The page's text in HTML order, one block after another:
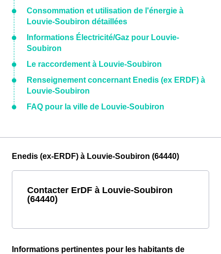
Consommation et utilisation de l'énergie à
Louvie-Soubiron détaillées
Informations Électricité/Gaz pour Louvie-
Soubiron
Le raccordement à Louvie-Soubiron
Renseignement concernant Enedis (ex ERDF) à
Louvie-Soubiron
FAQ pour la ville de Louvie-Soubiron
Enedis (ex-ERDF) à Louvie-Soubiron (64440)
Contacter ErDF à Louvie-Soubiron
(64440)
Informations pertinentes pour les habitants de